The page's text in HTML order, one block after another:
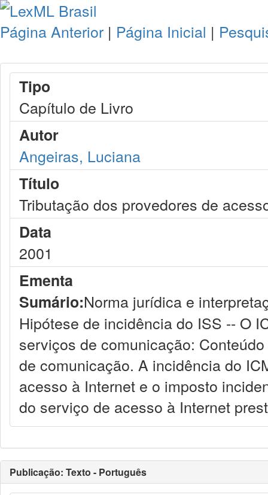
Página Anterior | Página Inicial |
Tipo
Capítulo de Livro
Autor
Angeiras, Luciana
Título
Tributação dos provedores de
Data
2001
Ementa
Sumário:Norma jurídica e
Hipótese de incidência do ISS -- O
serviços de comunicação:
de comunicação. A incidência do
acesso à Internet e o imposto
do serviço de acesso à Internet
Publicação: Texto - Português